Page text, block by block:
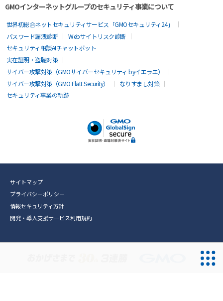
GMOインターネットグループのセキュリティ事業について
世界初総合ネットセキュリティサービス「GMOセキュリティ24」
パスワード漏洩診断
Webサイトリスク診断
セキュリティ相談AIチャットボット
実在証明・盗聴対策
サイバー攻撃対策（GMOサイバーセキュリティ byイエラエ）
サイバー攻撃対策（GMO Flatt Security）
なりすまし対策
セキュリティ事業の軌跡
サイトマップ
プライバシーポリシー
情報セキュリティ方針
開発・導入支援サービス利用規約